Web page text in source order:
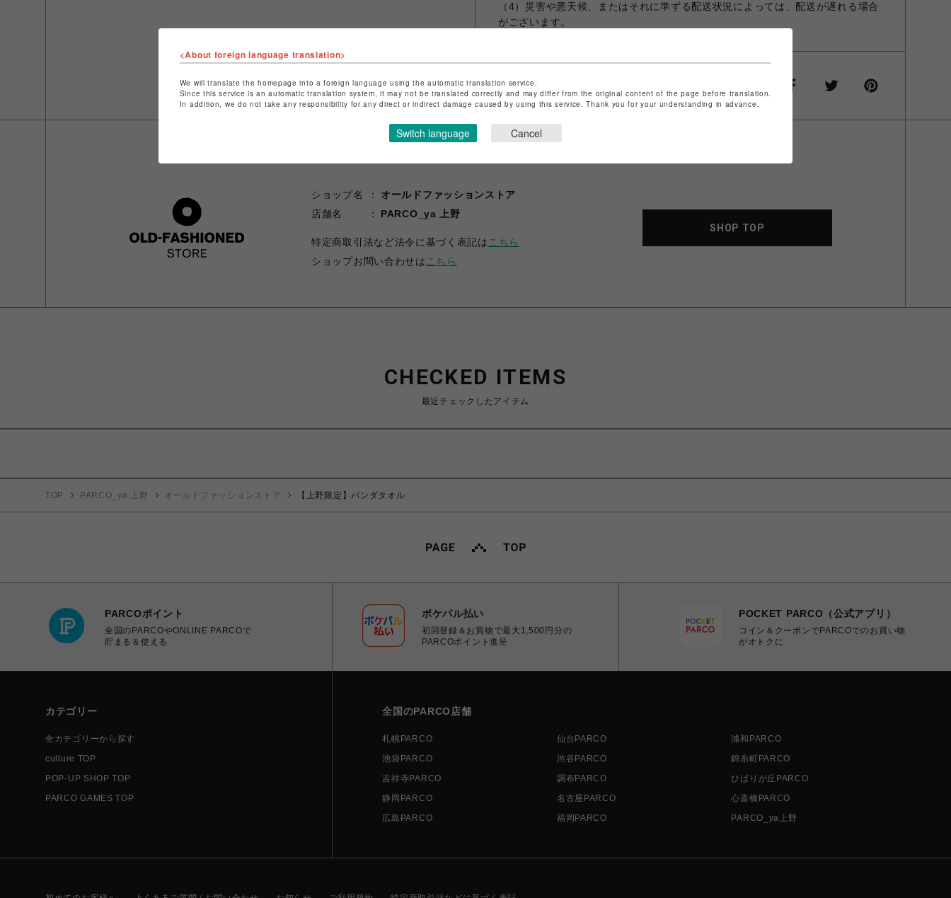
（4）災害や悪天候、またはそれに準ずる配送状況によっては、配送が遅れる場合
がございます。
シェアする
ショップ名
オールドファッションストア
店舗名
PARCO_ya 上野
特定商取引法など法令に基づく表記は こちら
ショップお問い合わせは こちら
SHOP TOP
CHECKED ITEMS
最近チェックしたアイテム
TOP PARCO_ya 上野 オールドファッションストア 【上野限定】パンダタオル
PARCOポイント
全国のPARCOやONLINE PARCOで
貯まる＆使える
ポケパル払い
初回登録＆お買物で最大1,500円分の
PARCOポイント進呈
POCKET PARCO（公式アプリ）
コイン＆クーポンでPARCOでのお買い物
がオトクに
カテゴリー
全カテゴリーから探す
culture TOP
POP-UP SHOP TOP
PARCO GAMES TOP
全国のPARCO店舗
札幌PARCO 仙台PARCO
浦和PARCO
池袋PARCO
渋谷PARCO
錦糸町PARCO
吉祥寺PARCO
調布PARCO
ひばりが丘PARCO
静岡PARCO
名古屋PARCO
心斎橋PARCO
広島PARCO
福岡PARCO PARCO_ya上野
<About foreign language translation>
We will translate the homepage into a foreign language using the automatic translation service.
Since this service is an automatic translation system, it may not be translated correctly and may differ from the original content of the page before translation.
In addition, we do not take any responsibility for any direct or indirect damage caused by using this service. Thank you for your understanding in advance.
Switch language Cancel